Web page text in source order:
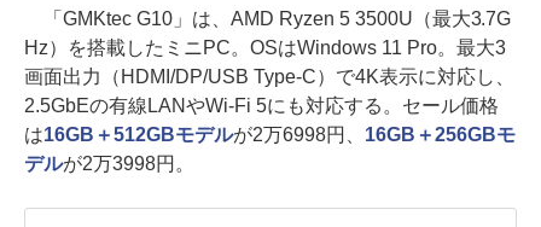
「GMKtec G10」は、AMD Ryzen 5 3500U（最大3.7G
Hz）を搭載したミニPC。OSはWindows 11 Pro。最大3
画面出力（HDMI/DP/USB Type-C）で4K表示に対応し、
2.5GbEの有線LANやWi-Fi 5にも対応する。セール価格
は16GB＋512GBモデルが2万6998円、 16GB＋256GBモ
デルが2万3998円。